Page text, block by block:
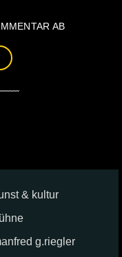
AB
& kultur
g.riegler